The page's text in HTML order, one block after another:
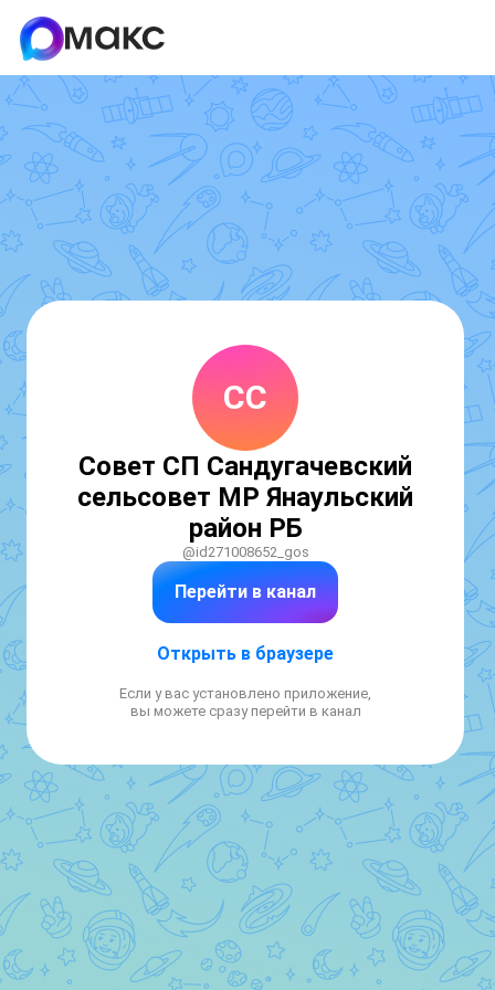
СС
Совет СП Сандугачевский
сельсовет МР Янаульский
район РБ
@id271008652_gos
Перейти в канал
Открыть в браузере
Если у вас установлено приложение,
вы можете сразу перейти в канал